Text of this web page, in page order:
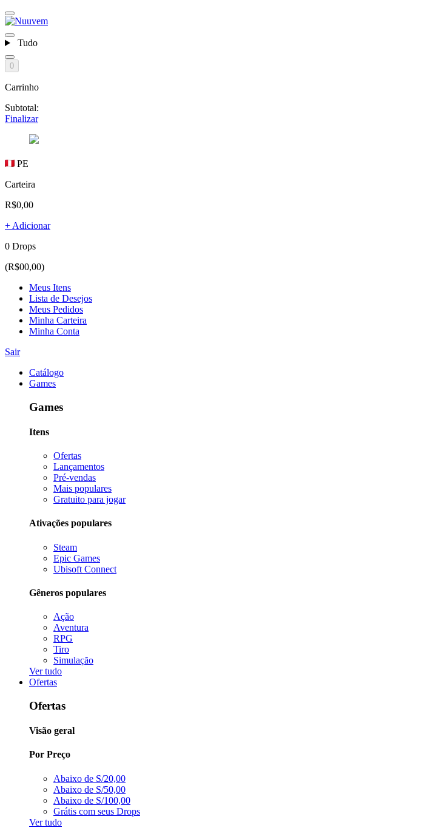
Tudo
0
Carrinho
Subtotal:
Finalizar
PE
Carteira
R$0,00
+ Adicionar
0 Drops
(R$00,00)
Meus Itens
Lista de Desejos
Meus Pedidos
Minha Carteira
Minha Conta
Sair
Catálogo
Games
Games
Itens
Ofertas
Lançamentos
Pré-vendas
Mais populares
Gratuito para jogar
Ativações populares
Steam
Epic Games
Ubisoft Connect
Gêneros populares
Ação
Aventura
RPG
Tiro
Simulação
Ver tudo
Ofertas
Ofertas
Visão geral
Por Preço
Abaixo de S/20,00
Abaixo de S/50,00
Abaixo de S/100,00
Grátis com seus Drops
Ver tudo